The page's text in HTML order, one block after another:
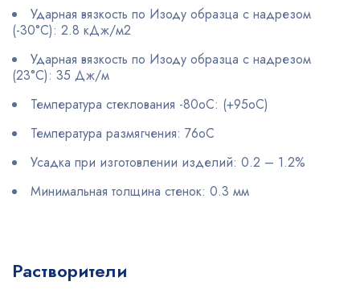
Ударная вязкость по Изоду образца с надрезом
(-30°C): 2.8 кДж/м2
Ударная вязкость по Изоду образца с надрезом
(23°C): 35 Дж/м
Температура стеклования -80oC: (+95oC)
Температура размягчения: 76oC
Усадка при изготовлении изделий: 0.2 – 1.2%
Минимальная толщина стенок: 0.3 мм
Растворители